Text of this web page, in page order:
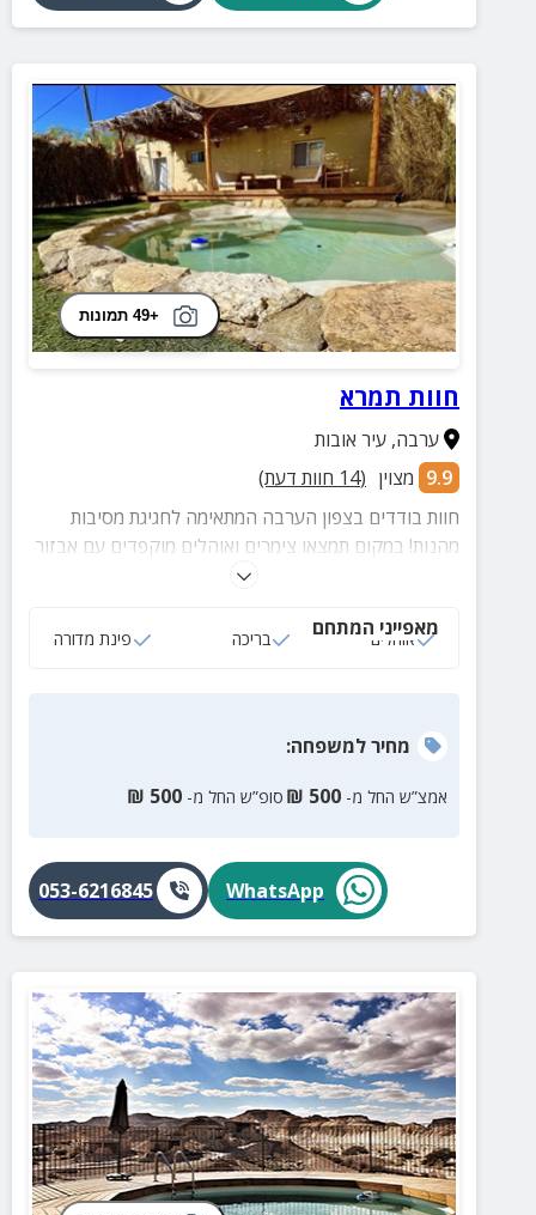
+49 תמונות
חוות תמרא
ערבה,עיר אובות
9.9 מצוין (
14 חוות דעת)
חוות בודדים בצפון הערבה המתאימה לחגיגת מסיבות
מהנות! במקום תמצאו צימרים ואוהלים מוקפדים עם אבזור
מאפייני המתחם
אוהלים בריכה פינת מדורה
מחירלמשפחה:
אמצ”ש החל מ- 500
₪ סופ”ש החל מ- 500
₪
WhatsApp
053-6216845